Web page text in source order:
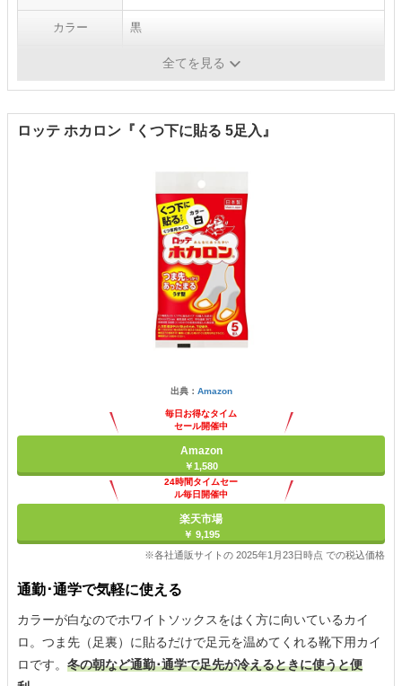
カラー 黒
5足（10枚）
全てを見る
ロッテ ホカロン『くつ下に貼る 5足入』
出典： Amazon
毎日お得なタイム
セール開催中
Amazon
￥1,580
24時間タイムセー
ル毎日開催中
楽天市場
￥ 9,195
※各社通販サイトの 2025年1月23日時点 での税込価格
通勤･通学で気軽に使える
カラーが白なのでホワイトソックスをはく方に向いているカイ
ロ。つま先（足裏）に貼るだけで足元を温めてくれる靴下用カイ
ロです。 冬の朝など通勤･通学で足先が冷えるときに使うと便